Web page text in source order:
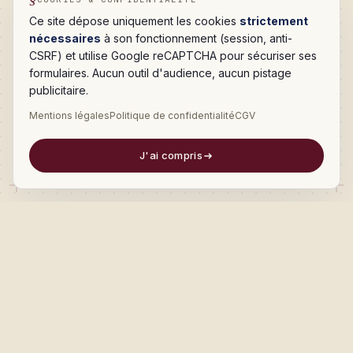
Ce site dépose uniquement les cookies strictement
nécessaires à son fonctionnement (session, anti-
CSRF) et utilise Google reCAPTCHA pour sécuriser ses
formulaires. Aucun outil d'audience, aucun pistage
publicitaire.
Mentions légalesPolitique de confidentialitéCGV
J'ai compris